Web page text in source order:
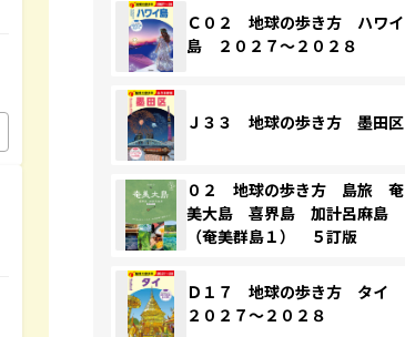
Ｃ０２ 地球の歩き方 ハワイ
島 ２０２７～２０２８
Ｊ３３ 地球の歩き方 墨田区
０２ 地球の歩き方 島旅 奄
美大島 喜界島 加計呂麻島
（奄美群島１） ５訂版
Ｄ１７ 地球の歩き方 タイ
２０２７～２０２８